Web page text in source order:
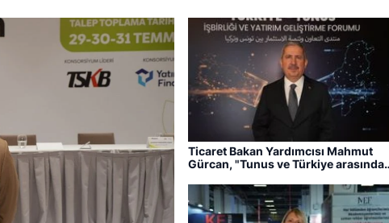
Ticaret Bakan Yardımcısı Mahmut
Gürcan, "Tunus ve Türkiye arasında
çıkaracağız"